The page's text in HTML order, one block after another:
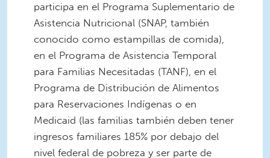
participa en el Programa Suplementario de
Asistencia Nutricional (SNAP, también
conocido como estampillas de comida),
en el Programa de Asistencia Temporal
para Familias Necesitadas (TANF), en el
Programa de Distribución de Alimentos
para Reservaciones Indígenas o en
Medicaid (las familias también deben tener
ingresos familiares 185% por debajo del
nivel federal de pobreza y ser parte de